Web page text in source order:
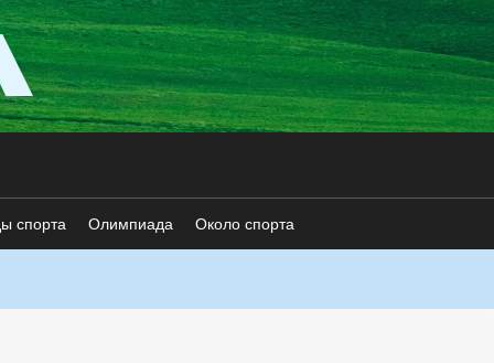
спорта Олимпиада Около спорта